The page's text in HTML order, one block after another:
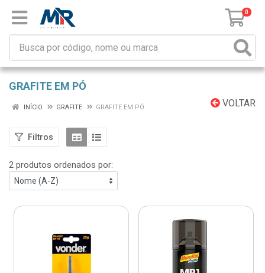
0
GRAFITE EM PÓ
VOLTAR
INÍCIO GRAFITE GRAFITE EM PÓ
Filtros
2 produtos ordenados por: